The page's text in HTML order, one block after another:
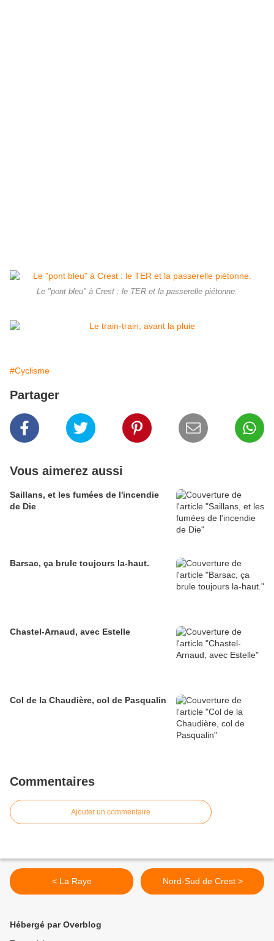
Le "pont bleu" à Crest : le TER et la passerelle piétonne.
#Cyclisme
Partager
Vous aimerez aussi
Saillans, et les fumées de l'incendie
de Die
Barsac, ça brule toujours la-haut.
Chastel-Arnaud, avec Estelle
Col de la Chaudière, col de Pasqualin
Commentaires
Ajouter un commentaire
< La Raye Nord-Sud de Crest >
Hébergé par Overblog